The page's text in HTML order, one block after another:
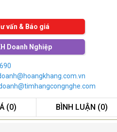
vấn & Báo giá
Doanh Nghiệp
(0) BÌNH LUẬN (0)